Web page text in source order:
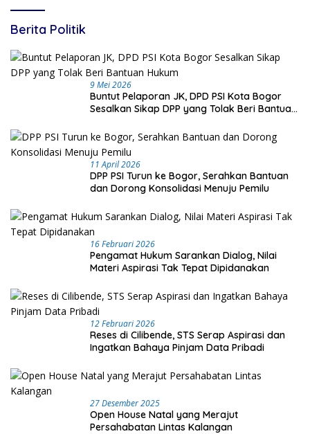
Berita Politik
9 Mei 2026
Buntut Pelaporan JK, DPD PSI Kota Bogor
Sesalkan Sikap DPP yang Tolak Beri Bantuan
11 April 2026
DPP PSI Turun ke Bogor, Serahkan Bantuan
dan Dorong Konsolidasi Menuju Pemilu
16 Februari 2026
Pengamat Hukum Sarankan Dialog, Nilai
Materi Aspirasi Tak Tepat Dipidanakan
12 Februari 2026
Reses di Cilibende, STS Serap Aspirasi dan
Ingatkan Bahaya Pinjam Data Pribadi
27 Desember 2025
Open House Natal yang Merajut
Persahabatan Lintas Kalangan